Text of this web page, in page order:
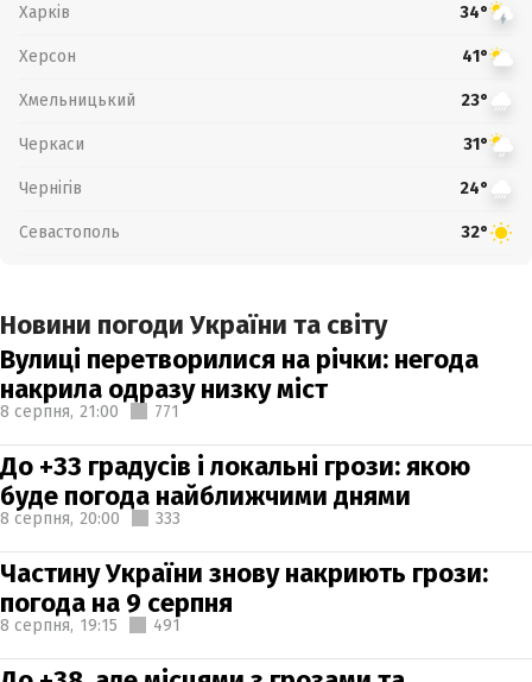
Харків 34°
Херсон 41°
Хмельницький 23°
Черкаси 31°
Чернігів 24°
Севастополь 32°
Новини погоди України та світу
Вулиці перетворилися на річки: негода
накрила одразу низку міст
8 серпня, 21:00 771
До +33 градусів і локальні грози: якою
буде погода найближчими днями
8 серпня, 20:00 333
Частину України знову накриють грози:
погода на 9 серпня
8 серпня, 19:15 491